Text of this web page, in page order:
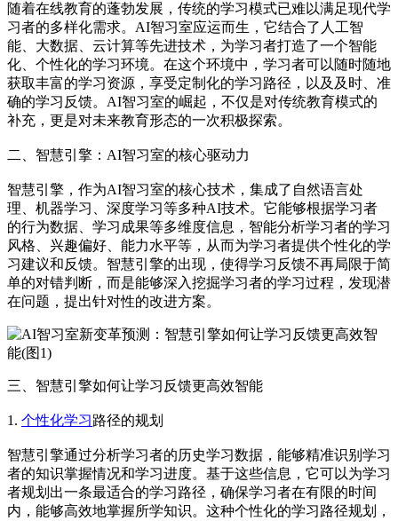
随着在线教育的蓬勃发展，传统的学习模式已难以满足现代学
习者的多样化需求。AI智习室应运而生，它结合了人工智
能、大数据、云计算等先进技术，为学习者打造了一个智能
化、个性化的学习环境。在这个环境中，学习者可以随时随地
获取丰富的学习资源，享受定制化的学习路径，以及及时、准
确的学习反馈。AI智习室的崛起，不仅是对传统教育模式的
补充，更是对未来教育形态的一次积极探索。
二、智慧引擎：AI智习室的核心驱动力
智慧引擎，作为AI智习室的核心技术，集成了自然语言处
理、机器学习、深度学习等多种AI技术。它能够根据学习者
的行为数据、学习成果等多维度信息，智能分析学习者的学习
风格、兴趣偏好、能力水平等，从而为学习者提供个性化的学
习建议和反馈。智慧引擎的出现，使得学习反馈不再局限于简
单的对错判断，而是能够深入挖掘学习者的学习过程，发现潜
在问题，提出针对性的改进方案。
三、智慧引擎如何让学习反馈更高效智能
1. 个性化学习路径的规划
智慧引擎通过分析学习者的历史学习数据，能够精准识别学习
者的知识掌握情况和学习进度。基于这些信息，它可以为学习
者规划出一条最适合的学习路径，确保学习者在有限的时间
内，能够高效地掌握所学知识。这种个性化的学习路径规划，